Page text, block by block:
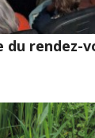
rendez-